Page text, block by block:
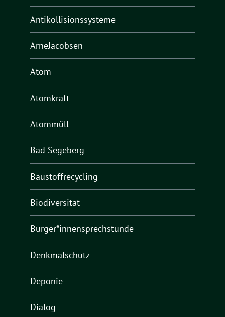
Antikollisionssysteme
ArneJacobsen
Atom
Atomkraft
Atommüll
Bad Segeberg
Baustoffrecycling
Biodiversität
Bürger*innensprechstunde
Denkmalschutz
Deponie
Dialog